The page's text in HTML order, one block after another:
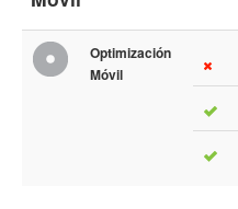
Optimización
Móvil